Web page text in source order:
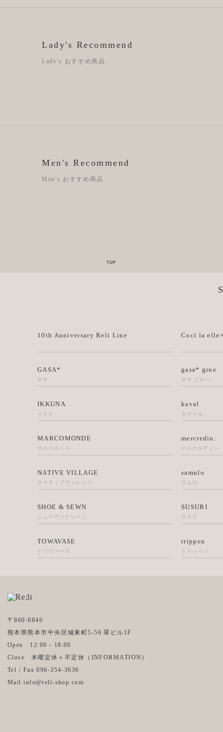
Lady's Recommend
Lady's おすすめ商品
Men's Recommend
Men's おすすめ商品
10th Anniversary Reli Line Coci la
GASA*
ガサ
gasa* grue
ガサ グルー
IKKUNA
イクナ
kaval
カヴァル
MARCOMONDE
マルコモンド
mercredin.
メルクルディン
NATIVE VILLAGE
ネイティブヴィレッジ
samulo
サムロ
SHOE & SEWN
シューアンドソーン
SUSURI
ススリ
TOWAVASE
トワヴァーズ
trippen
トリッペン
〒860-0846
熊本県熊本市中央区城東町5-56 翠ビル1F
Open 12:00 - 18:00
Close 木曜定休＋不定休（ INFORMATION ）
Tel / Fax 096-354-3636
Mail info@reli-shop.com